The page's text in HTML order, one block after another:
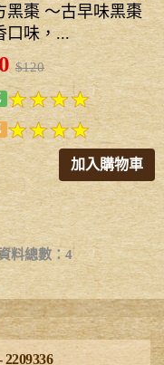
黑棗 ～古早味黑棗
口味，...
$120
加入購物車
料總數：4